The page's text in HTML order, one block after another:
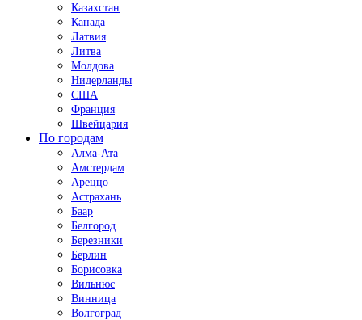
Казахстан
Канада
Латвия
Литва
Молдова
Нидерланды
США
Франция
Швейцария
По городам
Алма-Ата
Амстердам
Ареццо
Астрахань
Баар
Белгород
Березники
Берлин
Борисовка
Вильнюс
Винница
Волгоград